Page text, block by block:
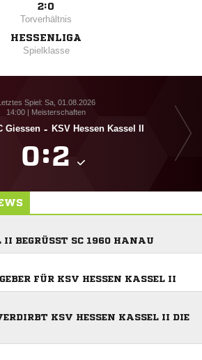
2:0
Torverhältnis
HESSENLIGA
Spielklasse
Spiel: Sa, 01.08.2026
14:00 | Meisterschaften
Giessen - KSV Hessen Kassel II
:
BEGRÜSST SC 1960 HANAU
FÜR KSV HESSEN KASSEL II
KSV HESSEN KASSEL II DIE